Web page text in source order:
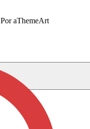
Por aThemeArt